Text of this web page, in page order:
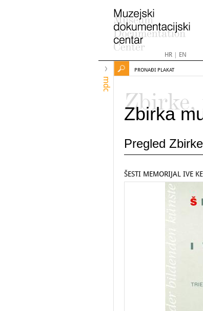
HR| EN
mdc
PRONAĐI PLAKAT
Zbirke,
Zbirka
Pregled Zbirke
ŠESTI MEMORIJAL IVE